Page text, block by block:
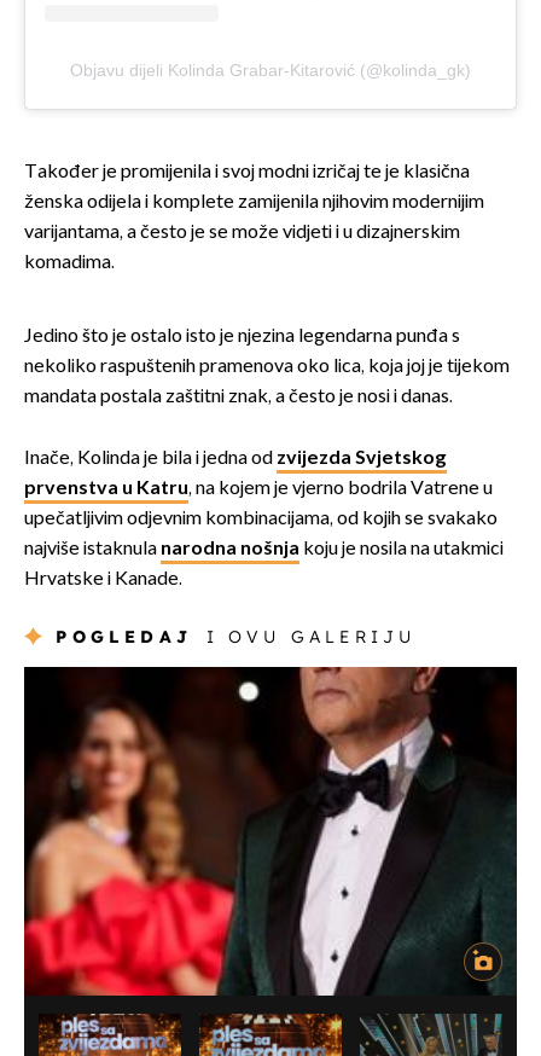
Objavu dijeli Kolinda Grabar-Kitarović (@kolinda_gk)
Također je promijenila i svoj modni izričaj te je klasična
ženska odijela i komplete zamijenila njihovim modernijim
varijantama, a često je se može vidjeti i u dizajnerskim
komadima.
Jedino što je ostalo isto je njezina legendarna punđa s
nekoliko raspuštenih pramenova oko lica, koja joj je tijekom
mandata postala zaštitni znak, a često je nosi i danas.
Inače, Kolinda je bila i jedna od zvijezda Svjetskog
prvenstva u Katru, na kojem je vjerno bodrila Vatrene u
upečatljivim odjevnim kombinacijama, od kojih se svakako
najviše istaknula narodna nošnja koju je nosila na utakmici
Hrvatske i Kanade.
POGLEDAJ I OVU GALERIJU